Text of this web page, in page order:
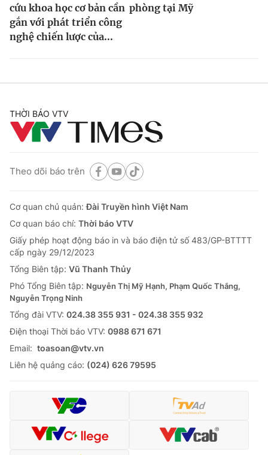
cứu khoa học cơ bản cần
gắn với phát triển công
nghệ chiến lược của...
phòng tại Mỹ
THỜI BÁO VTV
Theo dõi báo trên
Cơ quan chủ quản:Đài Truyền hình Việt Nam
Cơ quan báo chí: Thời báo VTV
Giấy phép hoạt động báo in và báo điện tử số 483/GP-BTTTT
cấp ngày 29/12/2023
Tổng Biên tập: Vũ Thanh Thủy
Phó Tổng Biên tập: Nguyễn Thị Mỹ Hạnh, Phạm Quốc Thắng,
Nguyễn Trọng Ninh
Tổng đài VTV: 024.38 355 931 - 024.38 355 932
Ðiện thoại Thời báo VTV: 0988 671 671
Email: toasoan@vtv.vn
Liên hệ quảng cáo: (024) 626 79595